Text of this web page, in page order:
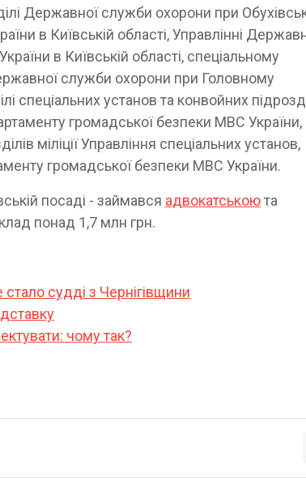
Державної служби охорони при
в Київській області, Управлінні
в Київській області, спеціальному
служби охорони при Головному
спеціальних установ та конвойних
громадської безпеки МВС України,
міліції Управління спеціальних установ,
громадської безпеки МВС України.
посаді - займався адвокатськоюта
понад 1,7 млн грн.
судді з Чернігівщини
чому так?